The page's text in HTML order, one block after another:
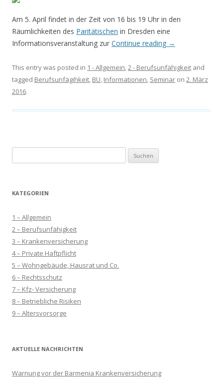
Am 5. April findet in der Zeit von 16 bis 19 Uhr in den
Räumlichkeiten des Paritätischen in Dresden eine
Informationsveranstaltung zur Continue reading →
This entry was posted in 1 - Allgemein,2 - Berufsunfähigkeit and
tagged Berufsunfägihkeit, BU, Informationen, Seminar on 2. März
2016.
nach:
KATEGORIEN
1 – Allgemein
2 – Berufsunfähigkeit
3 – Krankenversicherung
4 – Private Haftpflicht
5 – Wohngebäude, Hausrat und Co.
6 – Rechtsschutz
7 – Kfz- Versicherung
8 – Betriebliche Risiken
9 – Altersvorsorge
AKTUELLE NACHRICHTEN
Warnung vor der Barmenia Krankenversicherung